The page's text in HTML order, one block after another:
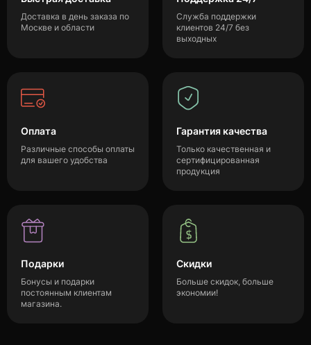
Доставка в день заказа по
Москве и области
Служба поддержки
клиентов 24/7 без
выходных
Оплата
Различные способы оплаты
для вашего удобства
Гарантия качества
Только качественная и
сертифицированная
продукция
Подарки
Бонусы и подарки
постоянным клиентам
магазина.
Скидки
Больше скидок, больше
экономии!